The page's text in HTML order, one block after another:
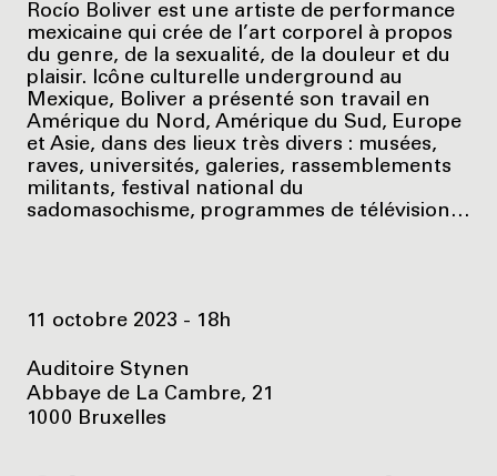
Rocío Boliver est une artiste de performance
mexicaine qui crée de l’art corporel à propos
du genre, de la sexualité, de la douleur et du
plaisir. Icône culturelle underground au
Mexique, Boliver a présenté son travail en
Amérique du Nord, Amérique du Sud, Europe
et Asie, dans des lieux très divers : musées,
raves, universités, galeries, rassemblements
militants, festival national du
sadomasochisme, programmes de télévision…
11 octobre 2023 - 18h
Auditoire Stynen
Abbaye de La Cambre, 21
1000 Bruxelles